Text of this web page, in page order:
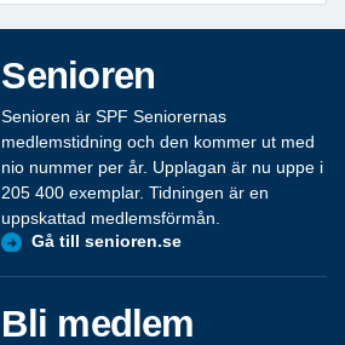
Senioren
Senioren är SPF Seniorernas
medlemstidning och den kommer ut med
nio nummer per år. Upplagan är nu uppe i
205 400 exemplar. Tidningen är en
uppskattad medlemsförmån.
Gå till senioren.se
Bli medlem